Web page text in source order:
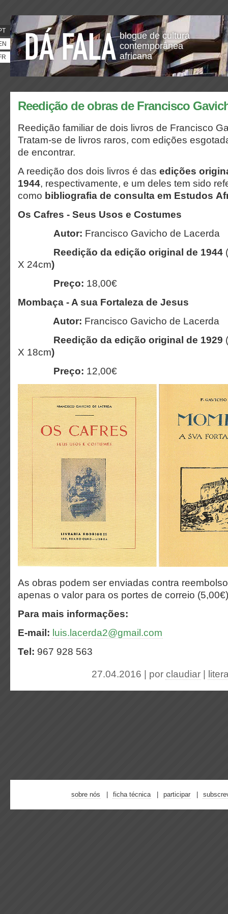
blogue de cultura
contemporânea
africana
Reedição de obras de Francisco
Reedição familiar de dois livros de Francisco
Tratam-se de livros raros, com edições
de encontrar.
A reedição dos dois livros é das edições
1944, respectivamente, e um deles tem sido
como bibliografia de consulta em Estudos
Os Cafres - Seus Usos e Costumes
Autor: Francisco Gavicho de Lacerda
Reedição da edição original de 1944
X 24cm)
Preço: 18,00€
Mombaça - A sua Fortaleza de Jesus
Autor: Francisco Gavicho de Lacerda
Reedição da edição original de 1929
X 18cm)
Preço: 12,00€
As obras podem ser enviadas contra
apenas o valor para os portes de correio
Para mais informações:
E-mail: luis.lacerda2@gmail.com
Tel: 967 928 563
27.04.2016 | por claudiar
sobre nós ficha técnica participar